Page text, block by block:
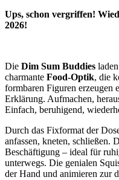
Ups, schon vergriffen!
2026!
Die Dim Sum Buddies
charmante Food-Optik, die
formbaren Figuren erzeugen
Erklärung. Aufmachen,
Einfach, beruhigend,
Durch das Fixformat der
anfassen, kneten, schließen.
Beschäftigung – ideal für
unterwegs. Die genialen
der Hand und animieren zur